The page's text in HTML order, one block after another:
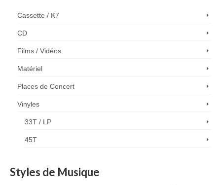
Cassette / K7
CD
Films / Vidéos
Matériel
Places de Concert
Vinyles
33T / LP
45T
Styles de Musique